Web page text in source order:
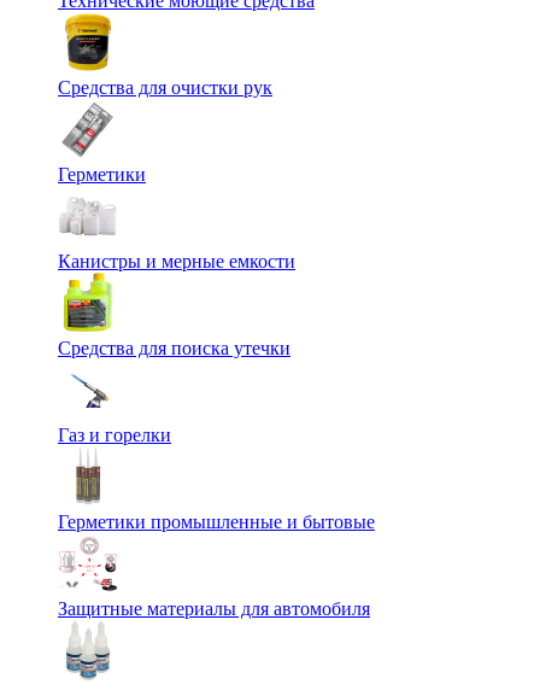
Средства для очистки рук
Герметики
Канистры и мерные емкости
Средства для поиска утечки
Газ и горелки
Герметики промышленные и бытовые
Защитные материалы для автомобиля